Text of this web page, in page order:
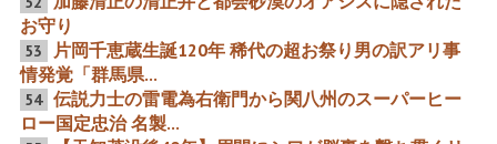
片岡千恵蔵の息子、植木基
お守り
53
片岡千恵蔵生誕120年 稀代の超お祭り男の訳アリ事
情発覚「群馬県...
54 伝説力士の雷電為右衛門から関八州のスーパーヒー
ロー国定忠治 名製...